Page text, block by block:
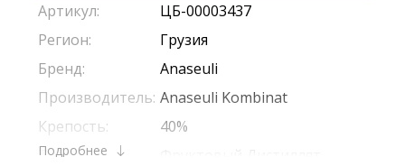
Артикул:
ЦБ-00003437
Регион:
Грузия
Бренд:
Anaseuli
Производитель: Anaseuli Kombinat
Крепость:
40%
Тип:
Подробнее